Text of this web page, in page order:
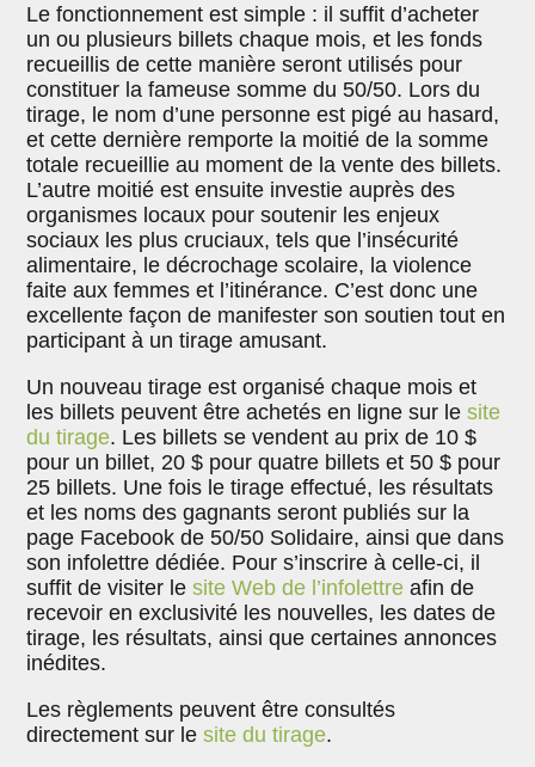
Le fonctionnement est simple : il suffit d’acheter
un ou plusieurs billets chaque mois, et les fonds
recueillis de cette manière seront utilisés pour
constituer la fameuse somme du 50/50. Lors du
tirage, le nom d’une personne est pigé au hasard,
et cette dernière remporte la moitié de la somme
totale recueillie au moment de la vente des billets.
L’autre moitié est ensuite investie auprès des
organismes locaux pour soutenir les enjeux
sociaux les plus cruciaux, tels que l’insécurité
alimentaire, le décrochage scolaire, la violence
faite aux femmes et l’itinérance. C’est donc une
excellente façon de manifester son soutien tout en
participant à un tirage amusant.
Un nouveau tirage est organisé chaque mois et
les billets peuvent être achetés en ligne sur lesite
du tirage. Les billets se vendent au prix de 10 $
pour un billet, 20 $ pour quatre billets et 50 $ pour
25 billets. Une fois le tirage effectué, les résultats
et les noms des gagnants seront publiés sur la
page Facebook de 50/50 Solidaire, ainsi que dans
son infolettre dédiée. Pour s’inscrire à celle-ci, il
suffit de visiter lesite Web de l’infolettre afin de
recevoir en exclusivité les nouvelles, les dates de
tirage, les résultats, ainsi que certaines annonces
inédites.
Les règlements peuvent être consultés
directement sur lesite du tirage.